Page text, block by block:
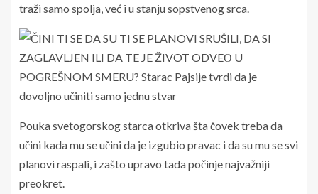
traži samo spolja, već i u stanju sopstvenog srca.
Pouka svetogorskog starca otkriva šta čovek treba da
učini kada mu se učini da je izgubio pravac i da su mu se svi
planovi raspali, i zašto upravo tada počinje najvažniji
preokret.